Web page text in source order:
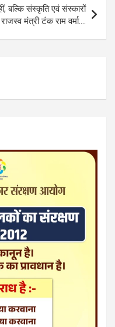
बल्कि संस्कृति एवं संस्कारों
मंत्री टंक राम वर्मा….